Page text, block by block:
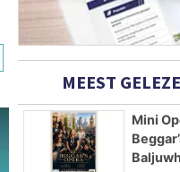
MEEST
Mini